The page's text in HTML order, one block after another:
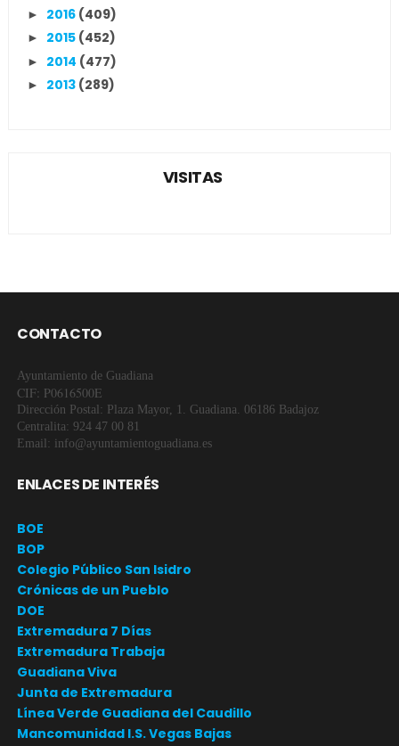
► 2016 (409)
► 2015 (452)
► 2014 (477)
► 2013 (289)
VISITAS
CONTACTO
Ayuntamiento de Guadiana
CIF: P0616500E
Dirección Postal: Plaza Mayor, 1. Guadiana. 06186 Badajoz
Centralita: 924 47 00 81
Email: info@ayuntamientoguadiana.es
ENLACES DE INTERÉS
BOE
BOP
Colegio Público San Isidro
Crónicas de un Pueblo
DOE
Extremadura 7 Días
Extremadura Trabaja
Guadiana Viva
Junta de Extremadura
Línea Verde Guadiana del Caudillo
Mancomunidad I.S. Vegas Bajas